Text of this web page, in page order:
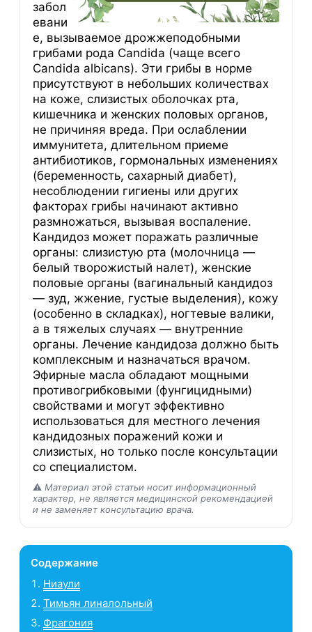
забол
евани
е, вызываемое дрожжеподобными
грибами рода Candida (чаще всего
Candida albicans). Эти грибы в норме
присутствуют в небольших количествах
на коже, слизистых оболочках рта,
кишечника и женских половых органов,
не причиняя вреда. При ослаблении
иммунитета, длительном приеме
антибиотиков, гормональных изменениях
(беременность, сахарный диабет),
несоблюдении гигиены или других
факторах грибы начинают активно
размножаться, вызывая воспаление.
Кандидоз может поражать различные
органы: слизистую рта (молочница —
белый творожистый налет), женские
половые органы (вагинальный кандидоз
— зуд, жжение, густые выделения), кожу
(особенно в складках), ногтевые валики,
а в тяжелых случаях — внутренние
органы. Лечение кандидоза должно быть
комплексным и назначаться врачом.
Эфирные масла обладают мощными
противогрибковыми (фунгицидными)
свойствами и могут эффективно
использоваться для местного лечения
кандидозных поражений кожи и
слизистых, но только после консультации
со специалистом.
⚠️ Материал этой статьи носит информационный
характер, не является медицинской рекомендацией
и не заменяет консультацию врача.
Содержание
Ниаули
Тимьян линалольный
Фрагония